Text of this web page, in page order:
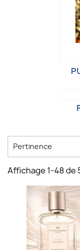
Pertinence
Affichage 1-48 de